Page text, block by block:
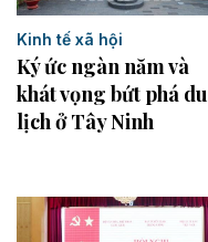
Kinh tế xã hội
Ký ức ngàn năm và
khát vọng bứt phá du
lịch ở Tây Ninh